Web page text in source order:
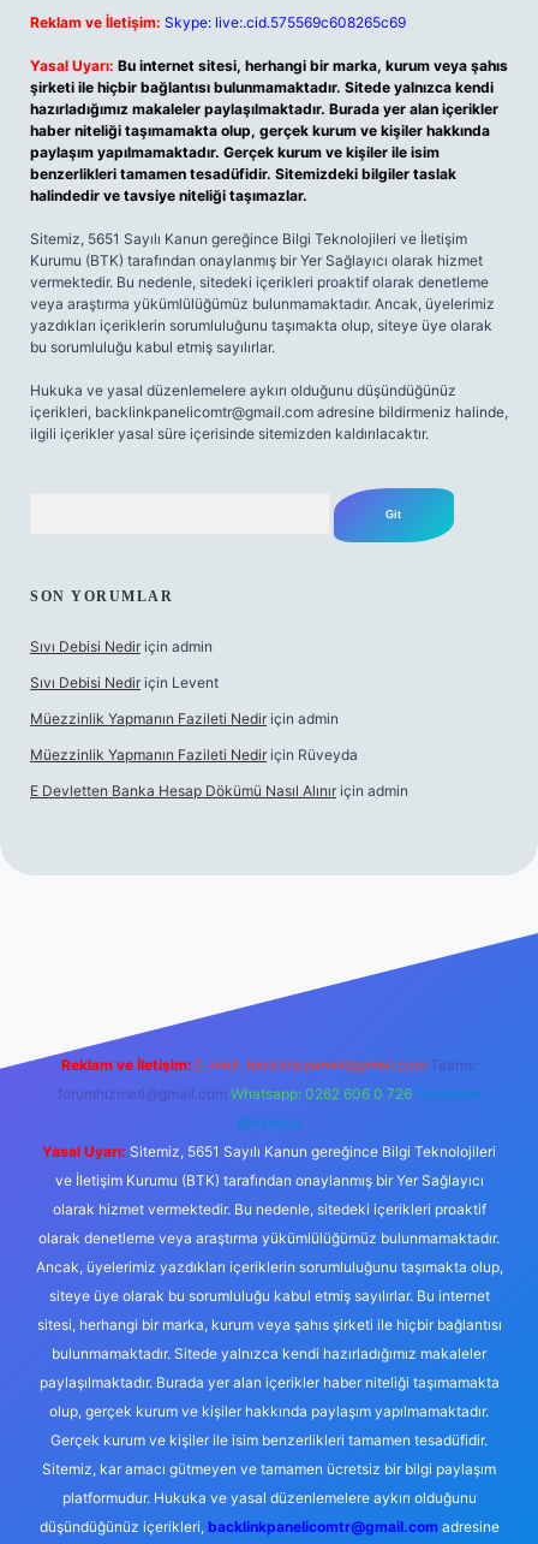
Reklam ve İletişim: Skype: live:.cid.575569c608265c69
Yasal Uyarı: Bu internet sitesi, herhangi bir marka, kurum veya şahıs
şirketi ile hiçbir bağlantısı bulunmamaktadır. Sitede yalnızca kendi
hazırladığımız makaleler paylaşılmaktadır. Burada yer alan içerikler
haber niteliği taşımamakta olup, gerçek kurum ve kişiler hakkında
paylaşım yapılmamaktadır. Gerçek kurum ve kişiler ile isim
benzerlikleri tamamen tesadüfidir. Sitemizdeki bilgiler taslak
halindedir ve tavsiye niteliği taşımazlar.
Sitemiz, 5651 Sayılı Kanun gereğince Bilgi Teknolojileri ve İletişim
Kurumu (BTK) tarafından onaylanmış bir Yer Sağlayıcı olarak hizmet
vermektedir. Bu nedenle, sitedeki içerikleri proaktif olarak denetleme
veya araştırma yükümlülüğümüz bulunmamaktadır. Ancak, üyelerimiz
yazdıkları içeriklerin sorumluluğunu taşımakta olup, siteye üye olarak
bu sorumluluğu kabul etmiş sayılırlar.
Hukuka ve yasal düzenlemelere aykırı olduğunu düşündüğünüz
içerikleri, backlinkpanelicomtr@gmail.com adresine bildirmeniz halinde,
ilgili içerikler yasal süre içerisinde sitemizden kaldırılacaktır.
SON YORUMLAR
Sıvı Debisi Nedir için admin
Sıvı Debisi Nedir için Levent
Müezzinlik Yapmanın Fazileti Nedir için admin
Müezzinlik Yapmanın Fazileti Nedir için Rüveyda
E Devletten Banka Hesap Dökümü Nasıl Alınır için admin
Reklam ve İletişim: E-mail: backlinkpaneli@gmail.com Teams:
forumhizmeti@gmail.com Whatsapp: 0262 606 0 726 Telegram:
@karabul
Yasal Uyarı: Sitemiz, 5651 Sayılı Kanun gereğince Bilgi Teknolojileri
ve İletişim Kurumu (BTK) tarafından onaylanmış bir Yer Sağlayıcı
olarak hizmet vermektedir. Bu nedenle, sitedeki içerikleri proaktif
olarak denetleme veya araştırma yükümlülüğümüz bulunmamaktadır.
Ancak, üyelerimiz yazdıkları içeriklerin sorumluluğunu taşımakta olup,
siteye üye olarak bu sorumluluğu kabul etmiş sayılırlar. Bu internet
sitesi, herhangi bir marka, kurum veya şahıs şirketi ile hiçbir bağlantısı
bulunmamaktadır. Sitede yalnızca kendi hazırladığımız makaleler
paylaşılmaktadır. Burada yer alan içerikler haber niteliği taşımamakta
olup, gerçek kurum ve kişiler hakkında paylaşım yapılmamaktadır.
Gerçek kurum ve kişiler ile isim benzerlikleri tamamen tesadüfidir.
Sitemiz, kar amacı gütmeyen ve tamamen ücretsiz bir bilgi paylaşım
platformudur. Hukuka ve yasal düzenlemelere aykırı olduğunu
düşündüğünüz içerikleri, backlinkpanelicomtr@gmail.comadresine